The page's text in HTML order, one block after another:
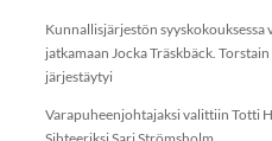
Kunnallisjärjestön
jatkamaan Jocka Träskbäck.
järjestäytyi
Varapuheenjohtajaksi valittiin Totti